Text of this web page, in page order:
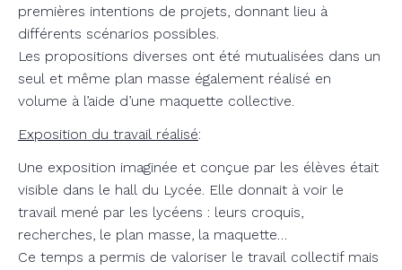
premières intentions de projets, donnant lieu à
différents scénarios possibles.
Les propositions diverses ont été mutualisées dans un
seul et même plan masse également réalisé en
volume à l’aide d’une maquette collective.
Exposition du travail réalisé:
Une exposition imaginée et conçue par les élèves était
visible dans le hall du Lycée. Elle donnait à voir le
travail mené par les lycéens : leurs croquis,
recherches, le plan masse, la maquette…
Ce temps a permis de valoriser le travail collectif mais